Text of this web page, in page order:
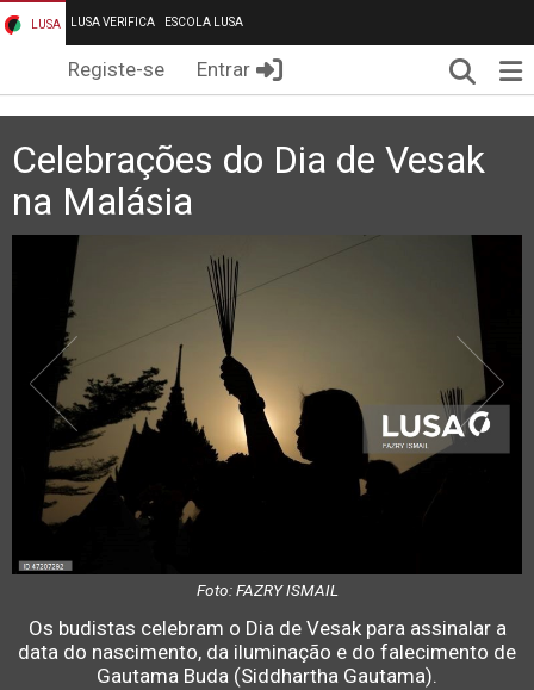
LUSA LUSA VERIFICA ESCOLA LUSA
Registe-se Entrar
Celebrações do Dia de Vesak
na Malásia
Foto: FAZRY ISMAIL
Os budistas celebram o Dia de Vesak para assinalar a
data do nascimento, da iluminação e do falecimento de
Gautama Buda (Siddhartha Gautama).